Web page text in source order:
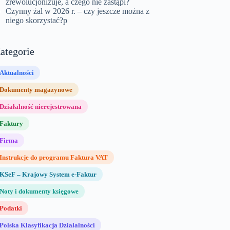
zrewolucjonizuje, a czego nie zastąpi?
Czynny żal w 2026 r. – czy jeszcze można z
niego skorzystać?p
Aktualności
Dokumenty magazynowe
Działalność nierejestrowana
Faktury
Firma
Instrukcje do programu Faktura VAT
KSeF – Krajowy System e-Faktur
Noty i dokumenty księgowe
Podatki
Polska Klasyfikacja Działalności